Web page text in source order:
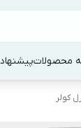
محصولات
کولر